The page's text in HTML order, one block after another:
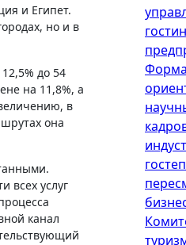
и Египет.
но и в
до 54
на 11,8%, а
в
она
всех услуг
канал